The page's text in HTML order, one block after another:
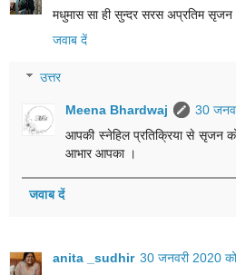
मधुमास सा ही सुन्दर सरस अप्रतिम
जवाब दें
उत्तर
Meena Bhardwaj
30
आपकी स्नेहिल प्रतिक्रिया से सृजन को
आभार आपका ।
जवाब दें
anita _sudhir 30 जनवरी 2020